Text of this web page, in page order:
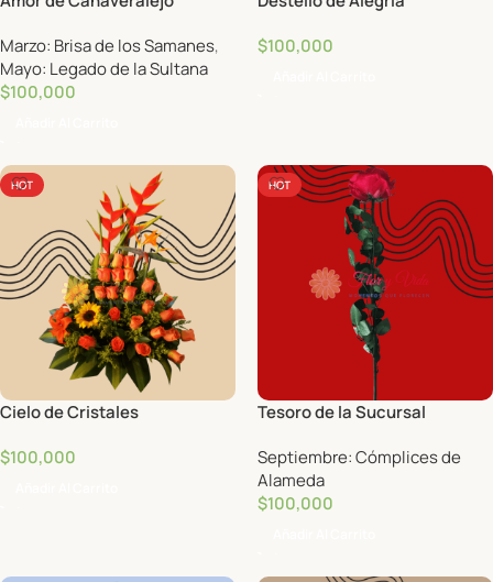
Marzo: Brisa de los Samanes,
Mayo: Legado de la Sultana
$100,000
$100,000
HOT
Cielo de Cristales
$100,000
HOT
Tesoro de la Sucursal
Septiembre: Cómplices de
Alameda
$100,000